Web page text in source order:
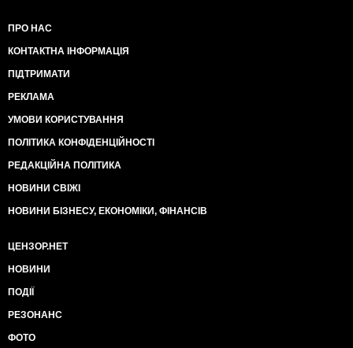
ПРО НАС
КОНТАКТНА ІНФОРМАЦІЯ
ПІДТРИМАТИ
РЕКЛАМА
УМОВИ КОРИСТУВАННЯ
ПОЛІТИКА КОНФІДЕНЦІЙНОСТІ
РЕДАКЦІЙНА ПОЛІТИКА
НОВИНИ СВІЖІ
НОВИНИ БІЗНЕСУ, ЕКОНОМІКИ, ФІНАНСІВ
ЦЕНЗОР.НЕТ
НОВИНИ
ПОДІЇ
РЕЗОНАНС
ФОТО